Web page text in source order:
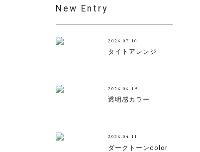
New Entry
2026.07.10
タイトアレンジ
2026.06.19
透明感カラー
2026.04.11
ダークトーンcolor